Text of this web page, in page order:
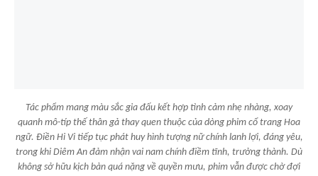
Tác phẩm mang màu sắc gia đấu kết hợp tình cảm nhẹ nhàng, xoay
quanh mô-típ thế thân gả thay quen thuộc của dòng phim cổ trang Hoa
ngữ. Điền Hi Vi tiếp tục phát huy hình tượng nữ chính lanh lợi, đáng yêu,
trong khi Diêm An đảm nhận vai nam chính điềm tĩnh, trưởng thành. Dù
không sở hữu kịch bản quá nặng về quyền mưu, phim vẫn được chờ đợi